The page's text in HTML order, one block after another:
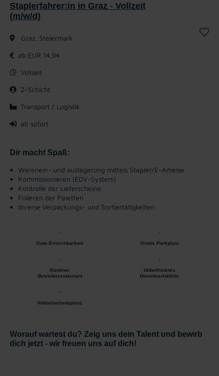
Staplerfahrer:in in Graz - Vollzeit
(m/w/d)
Graz, Steiermark
ab EUR 14,94
Vollzeit
2-Schicht
Transport / Logistik
ab sofort
Dir macht Spaß:
Warenein- und auslagerung mittels Stapler/E-Ameise
Kommissionieren (EDV-System)
Kontrolle der Lieferscheine
Folieren der Paletten
diverse Verpackungs- und Sortiertätigkeiten
Gute Erreichbarkeit Gratis Parkplatz
Kantine/
Betriebsrestaurant
Unbefristetes
Dienstverhältnis
Vollzeitarbeitsplatz
Worauf wartest du? Zeig uns dein Talent und bewirb
dich jetzt - wir freuen uns auf dich!